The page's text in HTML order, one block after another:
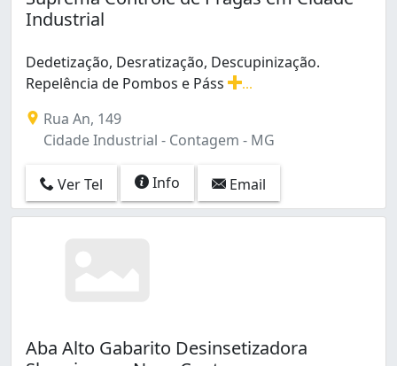
Industrial
Dedetização, Desratização, Descupinização.
Repelência de Pombos e Páss
Rua An, 149
Cidade Industrial - Contagem - MG
Ver Tel Info Email
Aba Alto Gabarito Desinsetizadora